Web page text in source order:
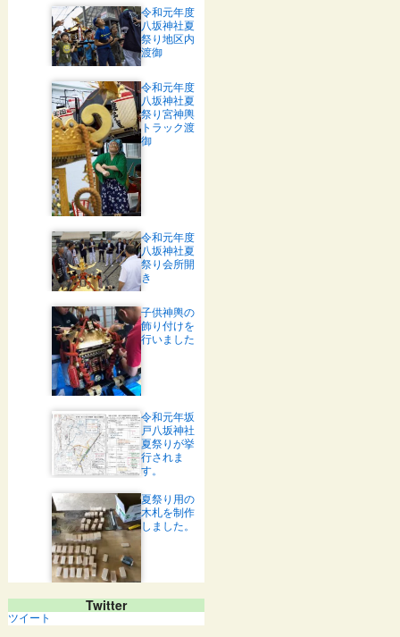
令和元年度
八坂神社夏
祭り地区内
渡御
令和元年度
八坂神社夏
祭り宮神輿
トラック渡
御
令和元年度
八坂神社夏
祭り会所開
き
子供神輿の
飾り付けを
行いました
令和元年坂
戸八坂神社
夏祭りが挙
行されま
す。
夏祭り用の
木札を制作
しました。
Twitter
ツイート